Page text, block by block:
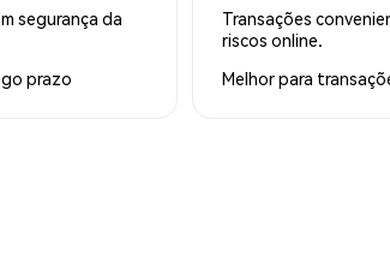
segurança da
prazo
Transações
riscos online.
Melhor para